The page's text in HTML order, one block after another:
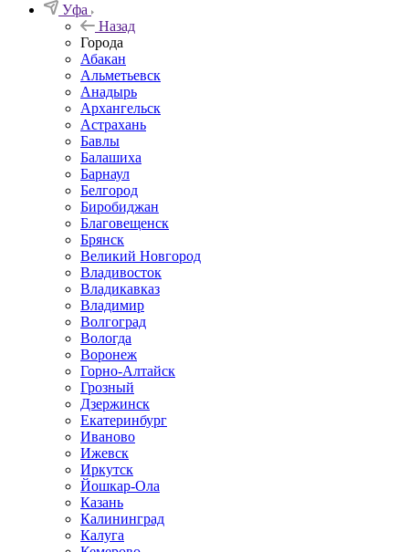
Уфа
Назад
Города
Абакан
Альметьевск
Анадырь
Архангельск
Астрахань
Бавлы
Балашиха
Барнаул
Белгород
Биробиджан
Благовещенск
Брянск
Великий Новгород
Владивосток
Владикавказ
Владимир
Волгоград
Вологда
Воронеж
Горно-Алтайск
Грозный
Дзержинск
Екатеринбург
Иваново
Ижевск
Иркутск
Йошкар-Ола
Казань
Калининград
Калуга